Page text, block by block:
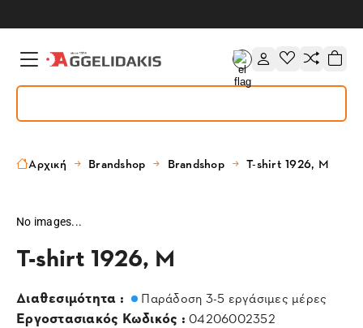
Αρχική Brandshop Brandshop T-shirt 1926, M
No images...
T-shirt 1926, M
Διαθεσιμότητα : Παράδοση 3-5 εργάσιμες μέρες
Εργοστασιακός Κωδικός : 04206002352